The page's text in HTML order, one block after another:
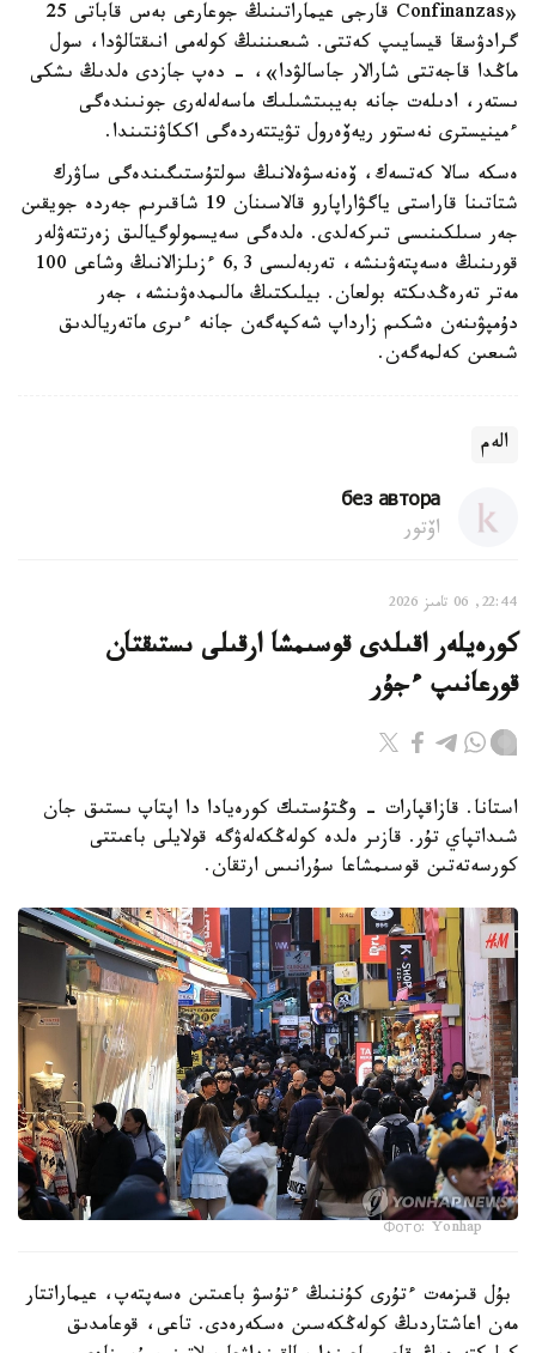
«Confinanzas قارجى عيماراتىنىڭ جوعارعى بەس قاباتى 25
گرادۋسقا قيسايىپ كەتتى. شىعىننىڭ كولەمى انىقتالۋدا، سول
ماڭدا قاجەتتى شارالار جاسالۋدا»، - دەپ جازدى ەلدىڭ ىشكى
ىستەر، ادىلەت جانە بەيبىتشىلىك ماسەلەلەرى جونىندەگى
ءمينيسترى نەستور ريەۆەرول تۋيتتەردەگى اككاۋنتىندا.
ەسكە سالا كەتسەك، ۆەنەسۋەلانىڭ سولتۇستىگىندەگى ساۋرك
شتاتىنا قاراستى ياگۋاراپارو قالاسىنان 19 شاقىرىم جەردە جويقىن
جەر سىلكىنىسى تىركەلدى. ەلدەگى سەيسمولوگيالىق زەرتتەۋلەر
قورىنىڭ ەسەپتەۋىنشە، تەربەلىسى 6,3 ءزىلزالانىڭ وشاعى 100
مەتر تەرەڭدىكتە بولعان. بيلىكتىڭ مالىمدەۋىنشە، جەر
دۇمپۋىنەن ەشكىم زارداپ شەكپەگەن جانە ءىرى ماتەريالدىق
شىعىن كەلمەگەن.
الەم
без автора
اۆتور
22:44, 06 تامىز 2026
كورەيلەر اقىلدى قوسىمشا ارقىلى ىستىقتان
قورعانىپ ءجۇر
استانا. قازاقپارات - وڭتۇستىك كورەيادا دا اپتاپ ىستىق جان
شىداتپاي تۇر. قازىر ەلدە كولەڭكەلەۋگە قولايلى باعىتتى
كورسەتەتىن قوسىمشاعا سۇرانىس ارتقان.
Фото: Yonhap
بۇل قىزمەت ءتۇرى كۇننىڭ ءتۇسۋ باعىتىن ەسەپتەپ، عيماراتتار
مەن اعاشتاردىڭ كولەڭكەسىن ەسكەرەدى. تاعى، قوعامدىق